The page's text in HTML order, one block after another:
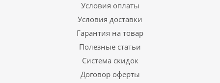
Условия оплаты
Условия доставки
Гарантия на товар
Полезные статьи
Система скидок
Договор оферты